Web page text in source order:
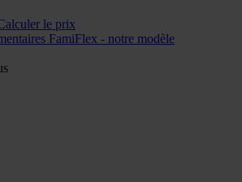
le prix
FamiFlex - notre modèle